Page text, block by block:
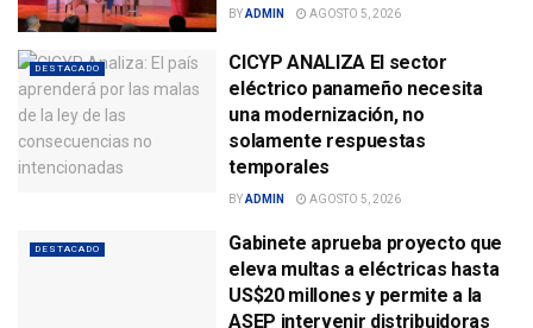
BYADMIN AGOSTO 5, 2026
DESTACADO
CICYP ANALIZA El sector
eléctrico panameño necesita
una modernización, no
solamente respuestas
temporales
BYADMIN AGOSTO 5, 2026
DESTACADO
Gabinete aprueba proyecto que
eleva multas a eléctricas hasta
US$20 millones y permite a la
ASEP intervenir distribuidoras